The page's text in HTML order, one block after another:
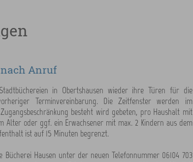
Anruf
in Obertshausen wieder ihre Türen für die
Terminvereinbarung. Die Zeitfenster werden im
besteht wird gebeten, pro Haushalt mit
Alter oder ggf. ein Erwachsener mit max. 2 Kindern aus dem
ist auf 15 Minuten begrenzt.
Hausen unter der neuen Telefonnummer 06104 703